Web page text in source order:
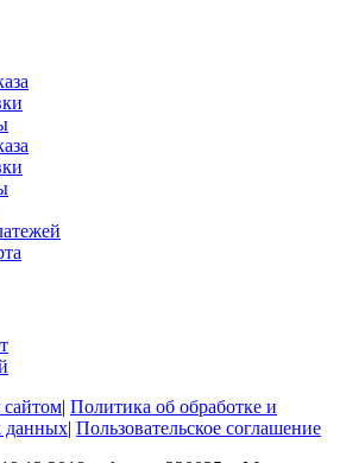
сайтом| Политика об обработке и
данных| Пользовательское соглашение